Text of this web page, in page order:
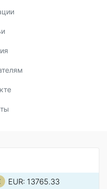
EUR: 13765.33